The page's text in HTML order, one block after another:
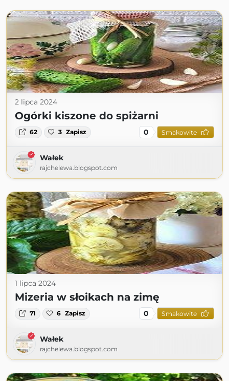
2 lipca 2024
Ogórki kiszone do spiżarni
62 3 Zapisz 0 Smakowite
Wałek
rajchelewa.blogspot.com
1 lipca 2024
Mizeria w słoikach na zimę
71 6 Zapisz 0 Smakowite
Wałek
rajchelewa.blogspot.com